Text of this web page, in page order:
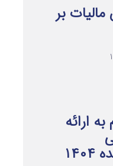
بر
ارائه